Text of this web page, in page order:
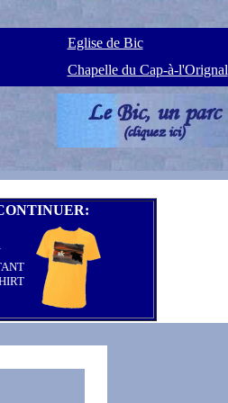
Eglise de Bic
Chapelle du Cap-à-l'Orignal